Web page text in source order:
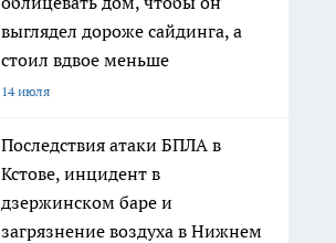
выглядел дороже сайдинга, а
стоил вдвое меньше
14 июля
Последствия атаки БПЛА в
Кстове, инцидент в
дзержинском баре и
загрязнение воздуха в Нижнем